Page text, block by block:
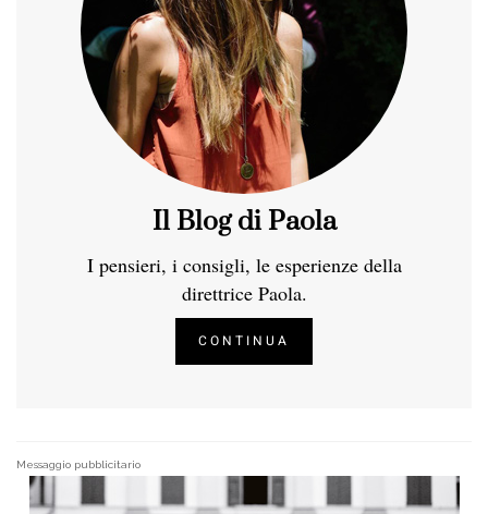
Il Blog di Paola
I pensieri, i consigli, le esperienze della
direttrice Paola.
CONTINUA
Messaggio pubblicitario